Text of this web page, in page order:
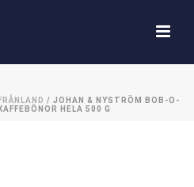
/ JOHAN & NYSTRÖM BOB-O-
HELA 500 G